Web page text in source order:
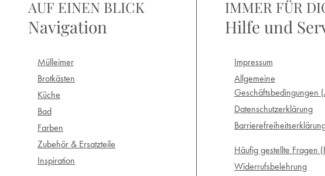
AUF EINEN BLICK
Navigation
Mülleimer
Brotkästen
Küche
Bad
Farben
Zubehör & Ersatzteile
Inspiration
IMMER FÜR
Hilfe und
Impressum
Allgemeine
Geschäftsbedingungen
Datenschutzerklärung
Häufig gestellte Fragen
Widerrufsbelehrung